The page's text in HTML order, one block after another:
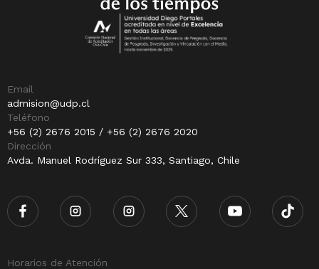
Email
admision@udp.cl
Teléfono
+56 (2) 2676 2015 / +56 (2) 2676 2020
Dirección
Avda. Manuel Rodríguez Sur 333, Santiago, Chile
Horarios de Atención